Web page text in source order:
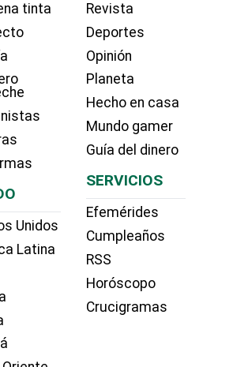
tinta
Unidos
Latina
Revista
Deportes
Opinión
Planeta
Hecho en casa
Mundo gamer
Guía del dinero
SERVICIOS
Efemérides
Cumpleaños
RSS
Horóscopo
Crucigramas